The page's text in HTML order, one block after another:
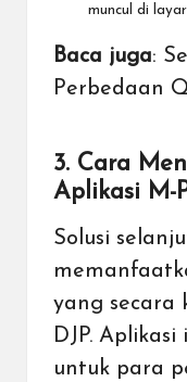
muncul di layar
Baca juga:
Perbedaan
3. Cara
Aplikasi M-
Solusi
yang secara
DJP.
untuk para